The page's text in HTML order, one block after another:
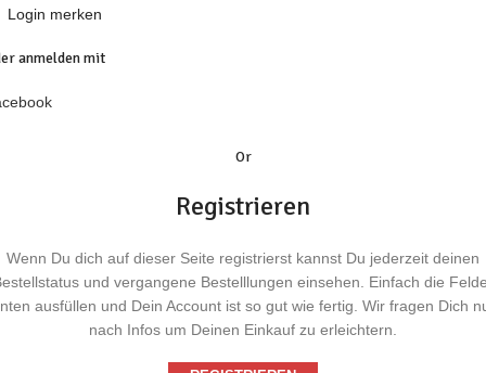
Login merken
anmelden mit
Or
Registrieren
Wenn Du dich auf dieser Seite registrierst kannst Du jederzeit deinen
und vergangene Bestelllungen einsehen. Einfach die
ausfüllen und Dein Account ist so gut wie fertig. Wir fragen Dich
nach Infos um Deinen Einkauf zu erleichtern.